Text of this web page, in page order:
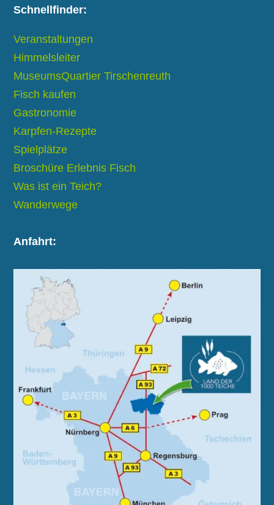
Schnellfinder:
Veranstaltungen
Himmelsleiter
MuseumsQuartier Tirschenreuth
Fisch kaufen
Gastronomie
Karpfen-Rezepte
Spielplätze
Broschüre Erlebnis Fisch
Was ist ein Teich?
Wanderwege
Anfahrt: